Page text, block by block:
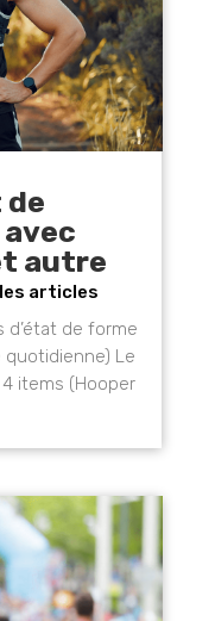
de
autre
articles
d’état de forme
Le
items (Hooper